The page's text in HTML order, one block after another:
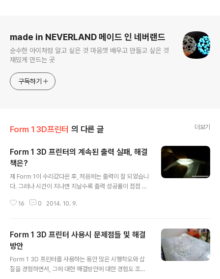
made in NEVERLAND 메이드 인 네버랜드
순수한 아이처럼 알고 싶은 것 마음껏 배우고 만들고 싶은 것
재밌게 만드는 곳
구독하기
Form 1 3D프린터 의 다른 글 더보기
Form 1 3D 프린터의 계속된 출력 실패, 해결
책은?
제 Form 1이 수리갔다온 후, 처음에는 출력이 잘 되었습니
다. 그러나 시간이 지나면 지날수록 출력 성공률이 점점 떨
지요ㅠ_ㅠ 처음 몇개의 layer는 build platform에 잘 붙
들어지지 않는 안타까운 상황이 발생하더라구요. 특히 이
상했던 것이 한 두 케이스에서 위와 같은 현상이 벌어지는
것이 아닌, 거의 대부분의 케이스에서 위와 같은 상황이 발
생하더라구요. 레진 탱크랑 build platform을 바꾸어도
말이지요. 그제서야 한가지 생각이 들었습니다. 혹시 3D
16 0 2014. 10. 9.
Form 1 3D 프린터 사용시 문제점들 및 해결
방안
Form 1 3D 프린터를 사용하는 동안 많은 시행착오와 삽
질을 경험하면서, 그에 대한 해결방안에 대한 경험도 조금